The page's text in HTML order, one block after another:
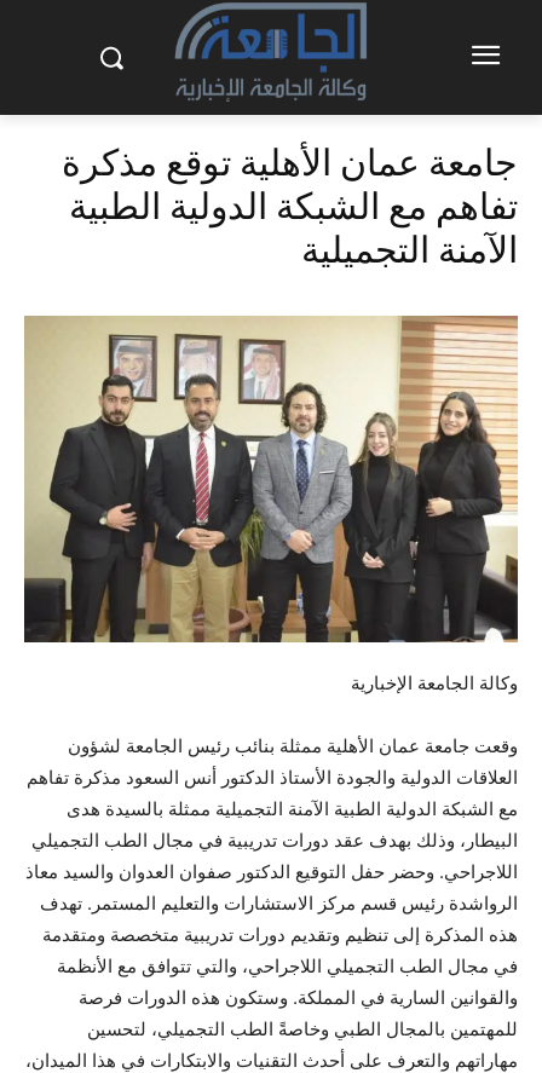
جامعة عمان الأهلية توقع مذكرة
تفاهم مع الشبكة الدولية الطبية
الآمنة التجميلية
وكالة الجامعة الإخبارية
وقعت جامعة عمان الأهلية ممثلة بنائب رئيس الجامعة لشؤون
العلاقات الدولية والجودة الأستاذ الدكتور أنس السعود مذكرة تفاهم
مع الشبكة الدولية الطبية الآمنة التجميلية ممثلة بالسيدة هدى
البيطار، وذلك بهدف عقد دورات تدريبية في مجال الطب التجميلي
اللاجراحي. وحضر حفل التوقيع الدكتور صفوان العدوان والسيد معاذ
الرواشدة رئيس قسم مركز الاستشارات والتعليم المستمر. تهدف
هذه المذكرة إلى تنظيم وتقديم دورات تدريبية متخصصة ومتقدمة
في مجال الطب التجميلي اللاجراحي، والتي تتوافق مع الأنظمة
والقوانين السارية في المملكة. وستكون هذه الدورات فرصة
للمهتمين بالمجال الطبي وخاصةً الطب التجميلي، لتحسين
مهاراتهم والتعرف على أحدث التقنيات والابتكارات في هذا الميدان،